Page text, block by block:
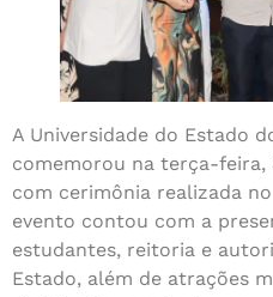
A Universidade do Estado
comemorou na terça-feira,
com cerimônia realizada
evento contou com a
estudantes, reitoria e
Estado, além de atrações